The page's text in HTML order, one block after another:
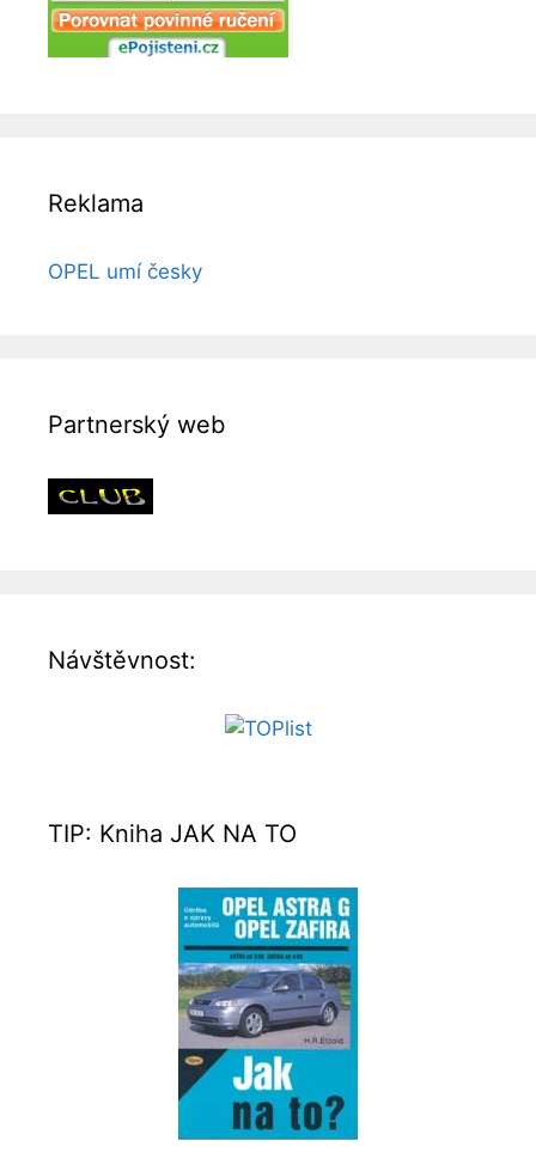
Reklama
OPEL umí česky
Partnerský web
Návštěvnost:
TIP: Kniha JAK NA TO